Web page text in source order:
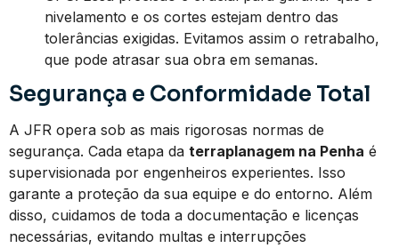
nivelamento e os cortes estejam dentro das
tolerâncias exigidas. Evitamos assim o retrabalho,
que pode atrasar sua obra em semanas.
Segurança e Conformidade Total
A JFR opera sob as mais rigorosas normas de
segurança. Cada etapa da terraplanagem na Penha é
supervisionada por engenheiros experientes. Isso
garante a proteção da sua equipe e do entorno. Além
disso, cuidamos de toda a documentação e licenças
necessárias, evitando multas e interrupções